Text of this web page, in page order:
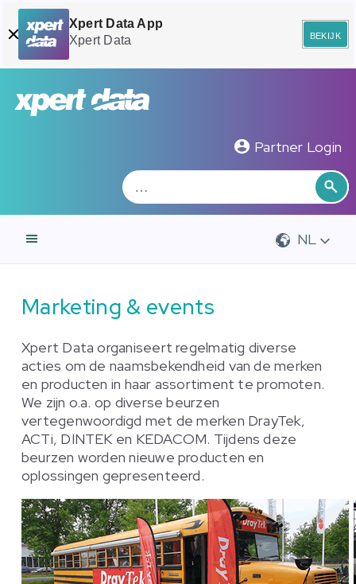
Xpert Data App
Xpert Data
bekijk
Partner Login
NL
Marketing & events
Xpert Data organiseert regelmatig diverse
acties om de naamsbekendheid van de merken
en producten in haar assortiment te promoten.
We zijn o.a. op diverse beurzen
vertegenwoordigd met de merken DrayTek,
ACTi, DINTEK en KEDACOM. Tijdens deze
beurzen worden nieuwe producten en
oplossingen gepresenteerd.